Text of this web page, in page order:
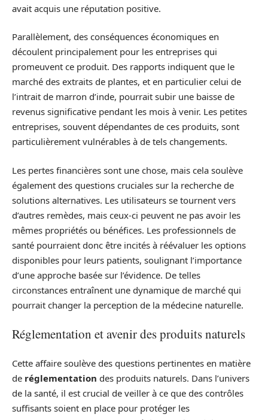
avait acquis une réputation positive.
Parallèlement, des conséquences économiques en
découlent principalement pour les entreprises qui
promeuvent ce produit. Des rapports indiquent que le
marché des extraits de plantes, et en particulier celui de
l’intrait de marron d’inde, pourrait subir une baisse de
revenus significative pendant les mois à venir. Les petites
entreprises, souvent dépendantes de ces produits, sont
particulièrement vulnérables à de tels changements.
Les pertes financières sont une chose, mais cela soulève
également des questions cruciales sur la recherche de
solutions alternatives. Les utilisateurs se tournent vers
d’autres remèdes, mais ceux-ci peuvent ne pas avoir les
mêmes propriétés ou bénéfices. Les professionnels de
santé pourraient donc être incités à réévaluer les options
disponibles pour leurs patients, soulignant l’importance
d’une approche basée sur l’évidence. De telles
circonstances entraînent une dynamique de marché qui
pourrait changer la perception de la médecine naturelle.
Réglementation et avenir des produits naturels
Cette affaire soulève des questions pertinentes en matière
de réglementation des produits naturels. Dans l’univers
de la santé, il est crucial de veiller à ce que des contrôles
suffisants soient en place pour protéger les